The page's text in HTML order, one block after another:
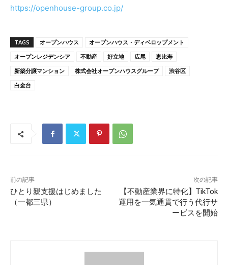
https://openhouse-group.co.jp/
TAGS オープンハウス
オープンハウス・ディベロップメント
オープンレジデンシア
不動産 好立地 広尾
恵比寿
新築分譲マンション
株式会社オープンハウスグループ
渋谷区
白金台
前の記事
ひとり親支援はじめました
（一都三県）
次の記事
【不動産業界に特化】TikTok
運用を一気通貫で行う代行サ
ービスを開始